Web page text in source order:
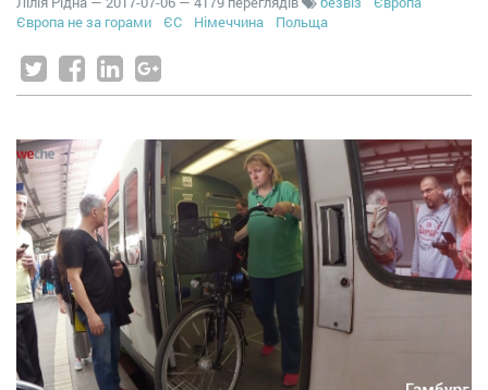
Європа не за горами
ЄС Німеччина Польща